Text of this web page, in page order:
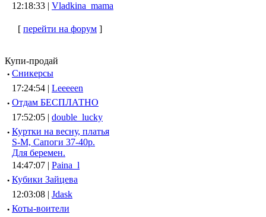
12:18:33 | Vladkina_mama
[ перейти на форум ]
Купи-продай
· Сникерсы
17:24:54 | Leeeeen
· Отдам БЕСПЛАТНО
17:52:05 | double_lucky
· Куртки на весну, платья
S-M, Сапоги 37-40р.
Для беремен.
14:47:07 | Paina_l
· Кубики Зайцева
12:03:08 | Jdask
· Коты-воители